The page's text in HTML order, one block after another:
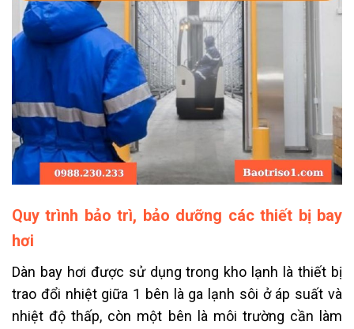
Quy trình bảo trì, bảo dưỡng các thiết bị bay
hơi
Dàn bay hơi được sử dụng trong kho lạnh là thiết bị
trao đổi nhiệt giữa 1 bên là ga lạnh sôi ở áp suất và
nhiệt độ thấp, còn một bên là môi trường cần làm